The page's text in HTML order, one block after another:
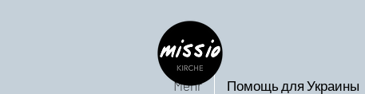
Помощь для Украины
Mehr